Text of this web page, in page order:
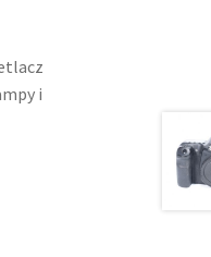
i